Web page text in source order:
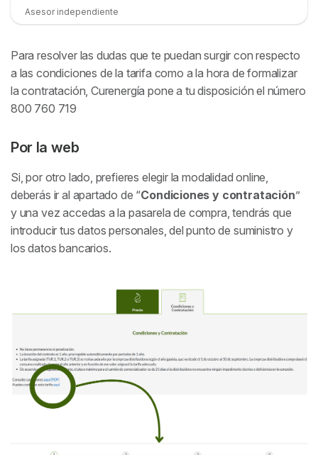
Asesor independiente
Para resolver las dudas que te puedan surgir con respecto
a las condiciones de la tarifa como a la hora de formalizar
la contratación, Curenergía pone a tu disposición el número
800 760 719
Por la web
Si, por otro lado, prefieres elegir la modalidad online,
deberás ir al apartado de “Condiciones y contratación”
y una vez accedas a la pasarela de compra, tendrás que
introducir tus datos personales, del punto de suministro y
los datos bancarios.